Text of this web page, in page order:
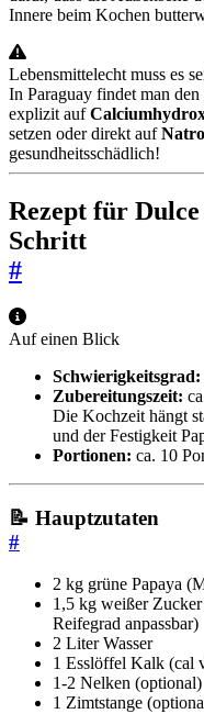
Innere beim Kochen
Lebensmittelecht muss es
In Paraguay findet man
explizit auf
setzen oder direkt auf
gesundheitsschädlich!
Rezept für
Schritt
#
Auf einen Blick
Schwierigkeitsgrad:
Zubereitungszeit:
Die Kochzeit hängt
und der Festigkeit
Portionen: ca. 10
📝 Hauptzutaten
#
2 kg grüne Papaya
1,5 kg weißer
Reifegrad anpassbar)
2 Liter Wasser
1 Esslöffel Kalk (cal
1-2 Nelken (optional)
1 Zimtstange